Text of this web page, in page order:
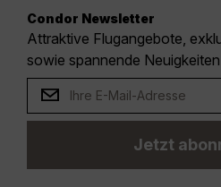
Condor Newsletter
Attraktive Flugangebote,
sowie spannende
Jetzt